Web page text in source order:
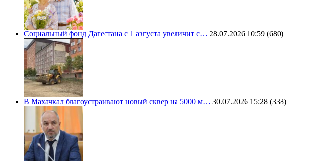
Социальный фонд Дагестана с 1 августа увеличит с… 28.07.2026 10:59 (680)
В Махачкал благоустраивают новый сквер на 5000 м… 30.07.2026 15:28 (338)